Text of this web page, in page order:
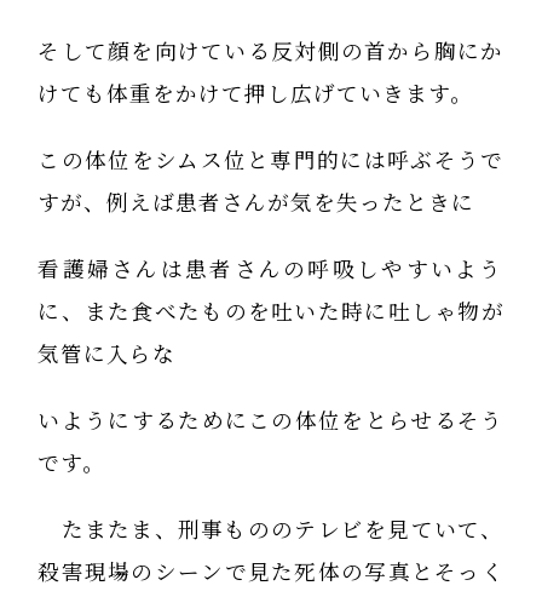
そして顔を向けている反対側の首から胸にか
けても体重をかけて押し広げていきます。
この体位をシムス位と専門的には呼ぶそうで
すが、例えば患者さんが気を失ったときに
看護婦さんは患者さんの呼吸しやすいよう
に、また食べたものを吐いた時に吐しゃ物が
気管に入らな
いようにするためにこの体位をとらせるそう
です。
たまたま、刑事もののテレビを見ていて、
殺害現場のシーンで見た死体の写真とそっく